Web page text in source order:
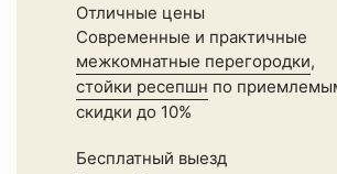
Отличные цены
Современные и практичные
межкомнатные перегородки,
стойки ресепшн по
скидки до 10%
Бесплатный выезд